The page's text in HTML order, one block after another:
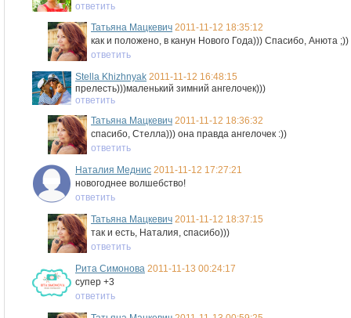
ответить
Татьяна Мацкевич 2011-11-12 18:35:12
как и положено, в канун Нового Года))) Спасибо, Анюта ;))
ответить
Stella Khizhnyak 2011-11-12 16:48:15
прелесть)))маленький зимний ангелочек)))
ответить
Татьяна Мацкевич 2011-11-12 18:36:32
спасибо, Стелла))) она правда ангелочек :))
ответить
Наталия Меднис 2011-11-12 17:27:21
новогоднее волшебство!
ответить
Татьяна Мацкевич 2011-11-12 18:37:15
так и есть, Наталия, спасибо)))
ответить
Рита Симонова 2011-11-13 00:24:17
супер +3
ответить